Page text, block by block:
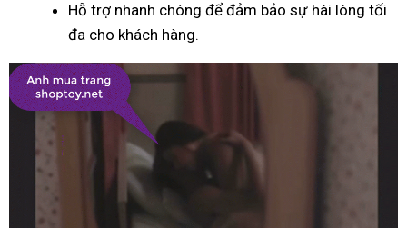
Hỗ trợ nhanh chóng để đảm bảo sự hài lòng tối
đa cho khách hàng.